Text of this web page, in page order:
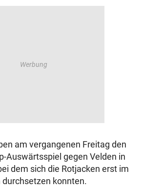
am vergangenen Freitag den
Auswärtsspiel gegen Velden in
dem sich die Rotjacken erst im
konnten.